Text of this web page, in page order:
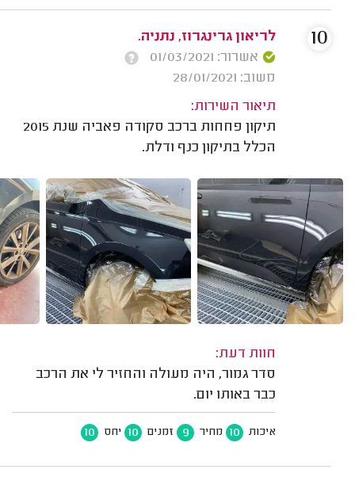
לריאון גרינגרוז, נתניה.
אשרור: 01/03/2021
משוב: 28/01/2021
תיאור השירות:
תיקון פחחות ברכב סקודה פאביה שנת 2015
הכלל בתיקון כנף ודלת.
חוות דעת:
סדר גמור, היה מעולה והחזיר לי את הרכב
כבר באותו יום.
איכות 10 מחיר 9 זמנים 10 יחס 10
10